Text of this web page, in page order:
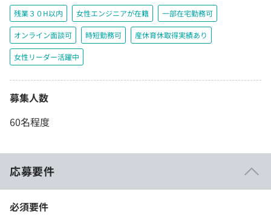
残業３０H以内 女性エンジニアが在籍 一部在宅勤務可
オンライン面談可 時短勤務可 産休育休取得実績あり
女性リーダー活躍中
募集人数
60名程度
応募要件
必須要件